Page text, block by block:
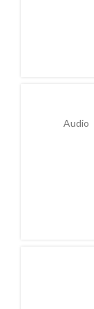
Audio